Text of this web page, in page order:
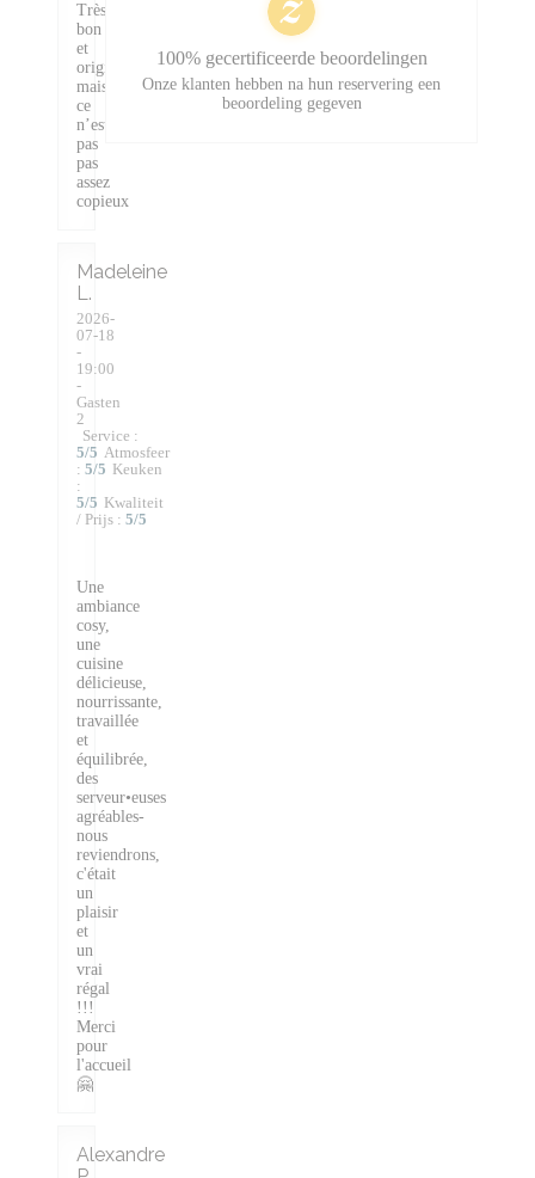
Très
bon
et
original,
mais
ce
n’est
pas
pas
assez
copieux
Madeleine
L
2026-
07-18
-
19:00
-
Gasten
2
Service :
5/5 Atmosfeer
: 5/5 Keuken
:
5/5 Kwaliteit
/ Prijs : 5/5
Une
ambiance
cosy,
une
cuisine
délicieuse,
nourrissante,
travaillée
et
équilibrée,
des
serveur•euses
agréables-
nous
reviendrons,
c'était
un
plaisir
et
un
vrai
régal
!!!
Merci
pour
l'accueil
🤗
Alexandre
100% gecertificeerde beoordelingen
Onze klanten hebben na hun reservering een
beoordeling gegeven